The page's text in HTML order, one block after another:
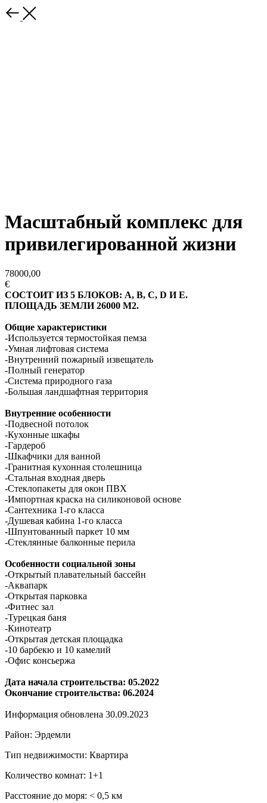
Масштабный комплекс для
привилегированной жизни
78000,00
€
СОСТОИТ ИЗ 5 БЛОКОВ: A, B, C, D И E.
ПЛОЩАДЬ ЗЕМЛИ 26000 М2.
Общие характеристики
-Используется термостойкая пемза
-Умная лифтовая система
-Внутренний пожарный извещатель
-Полный генератор
-Система природного газа
-Большая ландшафтная территория
Внутренние особенности
-Подвесной потолок
-Кухонные шкафы
-Гардероб
-Шкафчики для ванной
-Гранитная кухонная столешница
-Стальная входная дверь
-Стеклопакеты для окон ПВХ
-Импортная краска на силиконовой основе
-Сантехника 1-го класса
-Душевая кабина 1-го класса
-Шпунтованный паркет 10 мм
-Стеклянные балконные перила
Особенности социальной зоны
-Открытый плавательный бассейн
-Аквапарк
-Открытая парковка
-Фитнес зал
-Турецкая баня
-Кинотеатр
-Открытая детская площадка
-10 барбекю и 10 камелий
-Офис консьержа
Дата начала строительства: 05.2022
Окончание строительства: 06.2024
Информация обновлена 30.09.2023
Район: Эрдемли
Тип недвижимости: Квартира
Количество комнат: 1+1
Расстояние до моря: ˂ 0,5 км